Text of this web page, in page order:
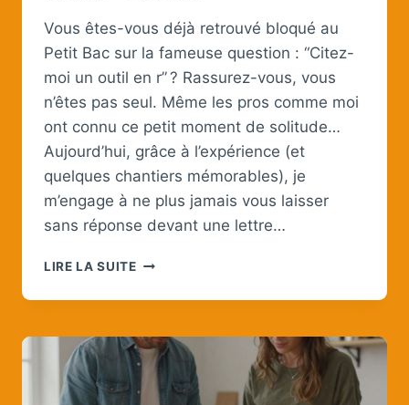
Vous êtes-vous déjà retrouvé bloqué au
Petit Bac sur la fameuse question : “Citez-
moi un outil en r” ? Rassurez-vous, vous
n’êtes pas seul. Même les pros comme moi
ont connu ce petit moment de solitude…
Aujourd’hui, grâce à l’expérience (et
quelques chantiers mémorables), je
m’engage à ne plus jamais vous laisser
sans réponse devant une lettre…
LIRE LA SUITEOUTIL
R
LA
LISTE
INDISPENSABLE
POUR